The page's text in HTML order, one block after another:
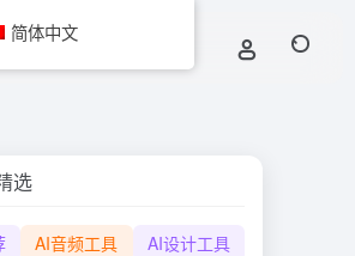
选
AI音频工具
AI设计工具
简体中文